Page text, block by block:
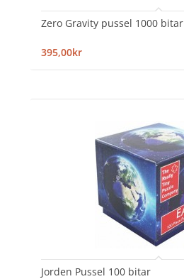
Zero Gravity pussel 1000 bitar
395,00kr
Jorden Pussel 100 bitar